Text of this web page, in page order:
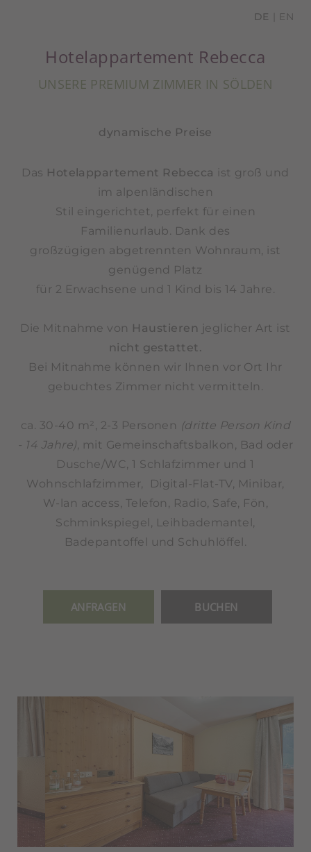
DE EN
Hotelappartement Rebecca
UNSERE PREMIUM ZIMMER IN SÖLDEN
dynamische Preise
Das Hotelappartement Rebecca ist groß und
im alpenländischen
Stil eingerichtet, perfekt für einen
Familienurlaub. Dank des
großzügigen abgetrennten Wohnraum, ist
genügend Platz
für 2 Erwachsene und 1 Kind bis 14 Jahre.
Die Mitnahme von Haustieren jeglicher Art ist
nicht gestattet.
Bei Mitnahme können wir Ihnen vor Ort Ihr
gebuchtes Zimmer nicht vermitteln.
ca. 30-40 m², 2-3 Personen (dritte Person Kind
- 14 Jahre) , mit Gemeinschaftsbalkon, Bad oder
Dusche/WC, 1 Schlafzimmer und 1
Wohnschlafzimmer, Digital-Flat-TV, Minibar,
W-lan access, Telefon, Radio, Safe, Fön,
Schminkspiegel, Leihbademantel,
Badepantoffel und Schuhlöffel.
ANFRAGEN BUCHEN